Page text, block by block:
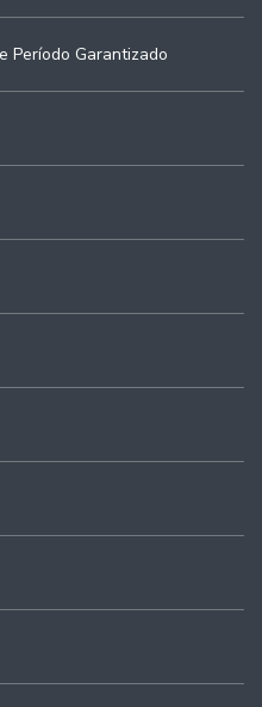
Período Garantizado